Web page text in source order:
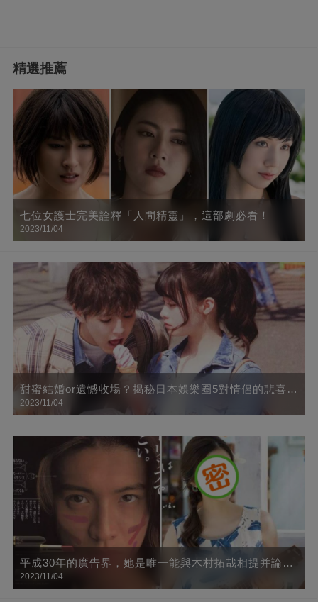
精選推薦
七位女護士完美詮釋「人間精靈」，這部劇必看！
2023/11/04
甜蜜結婚or遺憾收場？揭秘日本娛樂圈5對情侶的悲喜人
生
2023/11/04
平成30年的廣告界，她是唯一能與木村拓哉相提并論的
人
2023/11/04